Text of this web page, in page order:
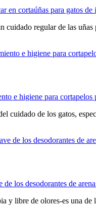
en cortaúñas para gatos de
cuidado regular de las uñas
e higiene para cortapelos
cuidado de los gatos,
los desodorantes de
y libre de olores-es una de